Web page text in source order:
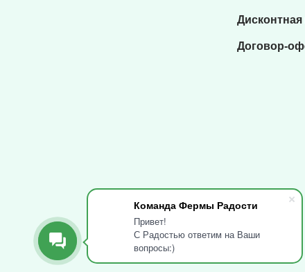
Команда Фермы Радости
Привет!
С Радостью ответим на Ваши
вопросы:)
Дисконтная
Договор-